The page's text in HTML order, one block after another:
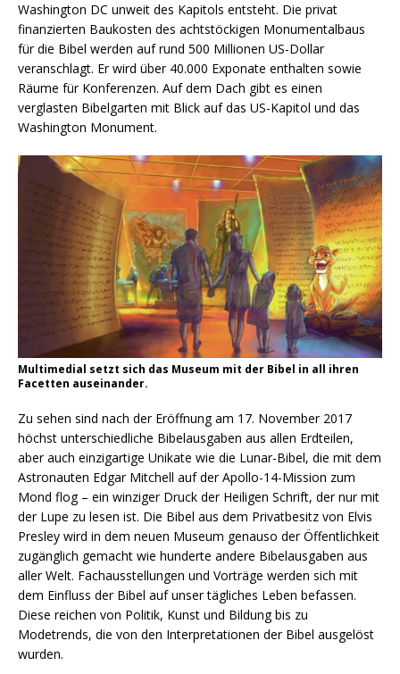
Washington DC unweit des Kapitols entsteht. Die privat
finanzierten Baukosten des achtstöckigen Monumentalbaus
für die Bibel werden auf rund 500 Millionen US-Dollar
veranschlagt. Er wird über 40.000 Exponate enthalten sowie
Räume für Konferenzen. Auf dem Dach gibt es einen
verglasten Bibelgarten mit Blick auf das US-Kapitol und das
Washington Monument.
Multimedial setzt sich das Museum mit der Bibel in all ihren
Facetten auseinander.
Zu sehen sind nach der Eröffnung am 17. November 2017
höchst unterschiedliche Bibelausgaben aus allen Erdteilen,
aber auch einzigartige Unikate wie die Lunar-Bibel, die mit dem
Astronauten Edgar Mitchell auf der Apollo-14-Mission zum
Mond flog – ein winziger Druck der Heiligen Schrift, der nur mit
der Lupe zu lesen ist. Die Bibel aus dem Privatbesitz von Elvis
Presley wird in dem neuen Museum genauso der Öffentlichkeit
zugänglich gemacht wie hunderte andere Bibelausgaben aus
aller Welt. Fachausstellungen und Vorträge werden sich mit
dem Einfluss der Bibel auf unser tägliches Leben befassen.
Diese reichen von Politik, Kunst und Bildung bis zu
Modetrends, die von den Interpretationen der Bibel ausgelöst
wurden.